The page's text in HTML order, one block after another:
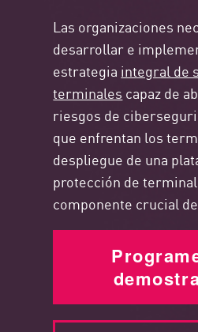
Las organizaciones
desarrollar e
estrategia integral de
terminales capaz de
riesgos de
que enfrentan los
despliegue de una
protección de
componente crucial